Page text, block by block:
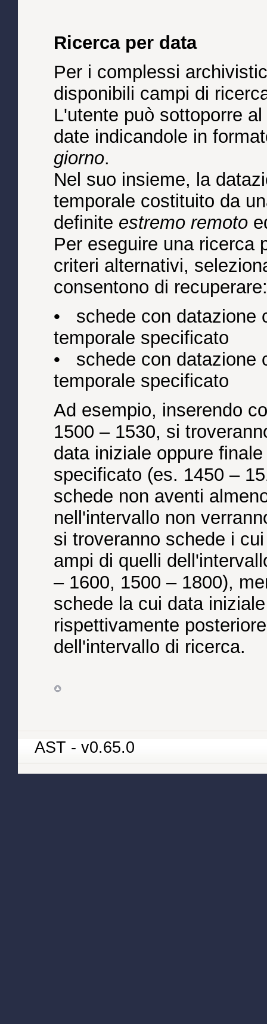
Ricerca per data
Per i complessi
disponibili campi di
L'utente può sottoporre
date indicandole in
giorno.
Nel suo insieme, la
temporale costituito da
definite estremo remoto
Per eseguire una ricerca
criteri alternativi,
consentono di recuperare:
• schede con datazione
temporale specificato
• schede con datazione
temporale specificato
Ad esempio, inserendo
1500 – 1530, si
data iniziale oppure
specificato (es. 1450 –
schede non aventi
nell'intervallo non
si troveranno schede i
ampi di quelli
– 1600, 1500 – 1800),
schede la cui data
rispettivamente
dell'intervallo di ricerca.
AST - v0.65.0